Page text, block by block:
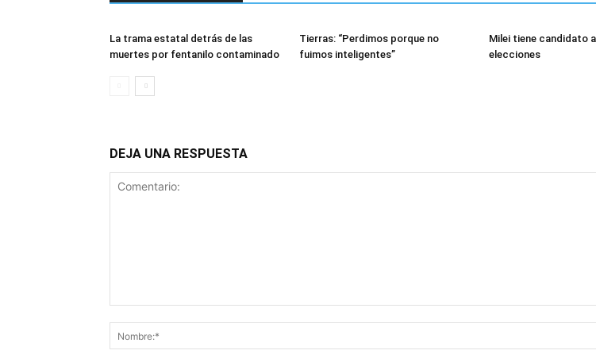
La trama estatal detrás de las
muertes por fentanilo contaminado
Tierras: “Perdimos porque no
fuimos inteligentes”
Milei tiene candidato
elecciones
DEJA UNA RESPUESTA